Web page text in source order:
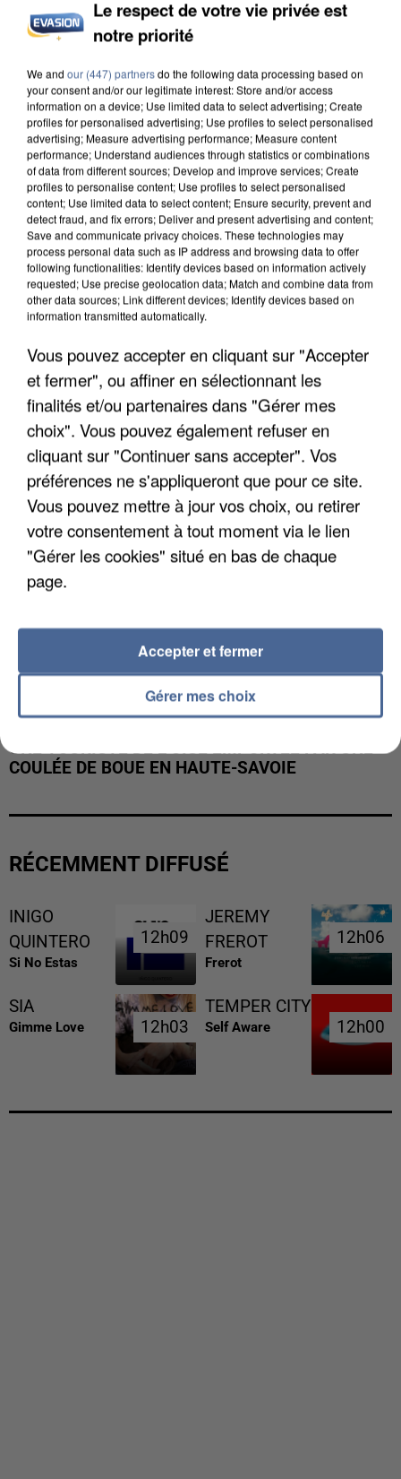
MAFIA INTERPELLÉ EN ALGÉRIE
UN SECOND CADRE DE LA DZ MAFIA
INTERPELLÉ EN ALGÉRIE
UNE TOURISTE DE L’OISE EMPORTÉE PAR UNE
COULÉE DE BOUE EN HAUTE-SAVOIE
RÉCEMMENT DIFFUSÉ
INIGO
QUINTERO
Si No Estas
12h09
12h09
JEREMY
FREROT
Frerot
12h06
12h06
SIA
Gimme Love 12h03
12h03
TEMPER CITY
Self Aware 12h00
12h00
Le respect de votre vie privée est
notre priorité
We and our (447) partnersdo the following data processing based on
your consent and/or our legitimate interest: Store and/or access
information on a device; Use limited data to select advertising; Create
profiles for personalised advertising; Use profiles to select personalised
advertising; Measure advertising performance; Measure content
performance; Understand audiences through statistics or combinations
of data from different sources; Develop and improve services; Create
profiles to personalise content; Use profiles to select personalised
content; Use limited data to select content; Ensure security, prevent and
detect fraud, and fix errors; Deliver and present advertising and content;
Save and communicate privacy choices. These technologies may
process personal data such as IP address and browsing data to offer
following functionalities: Identify devices based on information actively
requested; Use precise geolocation data; Match and combine data from
other data sources; Link different devices; Identify devices based on
information transmitted automatically.
Vous pouvez accepter en cliquant sur "Accepter
et fermer", ou affiner en sélectionnant les
finalités et/ou partenaires dans "Gérer mes
choix". Vous pouvez également refuser en
cliquant sur "Continuer sans accepter". Vos
préférences ne s'appliqueront que pour ce site.
Vous pouvez mettre à jour vos choix, ou retirer
votre consentement à tout moment via le lien
"Gérer les cookies" situé en bas de chaque
page.
Gérer mes choix
Accepter et fermer